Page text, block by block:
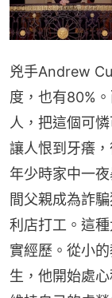
兇手Andrew
度，也有80%
人，把這個可
讓人恨到牙癢
年少時家中一
間父親成為詐
利店打工。這
實經歷。從小
生，他開始處